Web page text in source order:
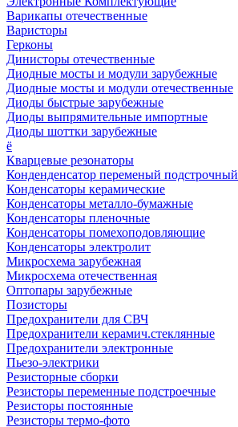
Варикапы отечественные
Варисторы
Герконы
Динисторы отечественные
Диодные мосты и модули зарубежные
Диодные мосты и модули отечественные
Диоды быстрые зарубежные
Диоды выпрямительные импортные
Диоды шоттки зарубежные
ё
Кварцевые резонаторы
Конденденсатор переменый подстрочный
Конденсаторы керамические
Конденсаторы металло-бумажные
Конденсаторы пленочные
Конденсаторы помехоподовляющие
Конденсаторы электролит
Микросхема зарубежная
Микросхема отечественная
Оптопары зарубежные
Позисторы
Предохранители для СВЧ
Предохранители керамич.стеклянные
Предохранители электронные
Пьезо-электрики
Резисторные сборки
Резисторы переменные подстроечные
Резисторы постоянные
Резисторы термо-фото